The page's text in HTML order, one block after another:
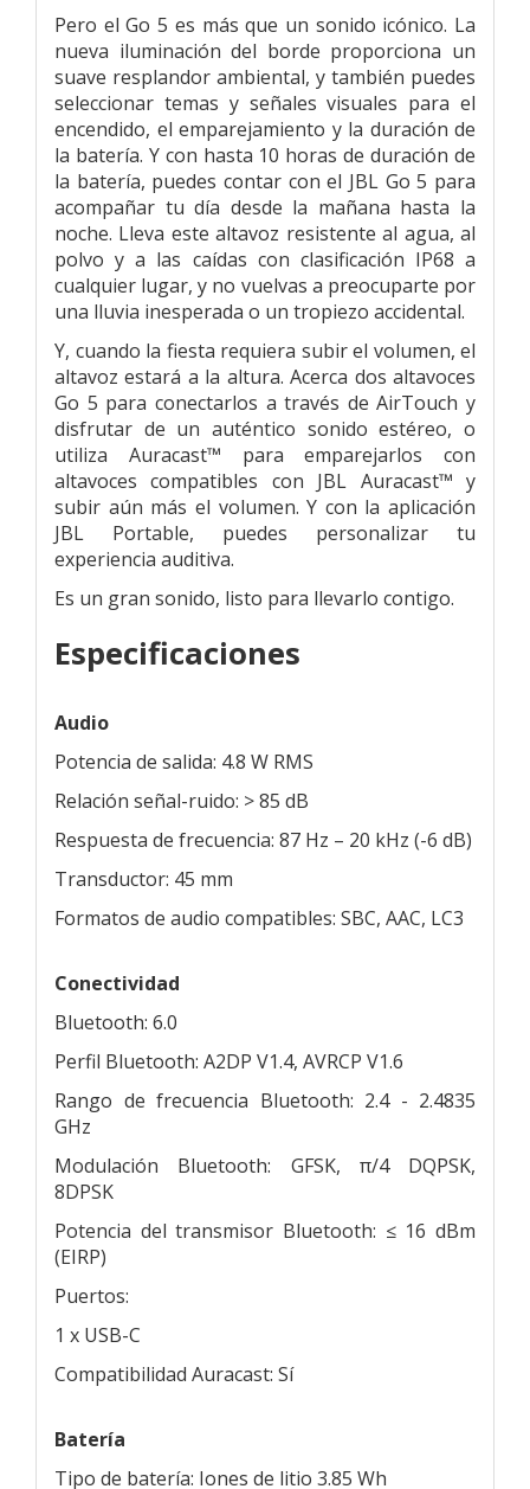
Pero el Go 5 es más que un sonido icónico. La
nueva iluminación del borde proporciona un
suave resplandor ambiental, y también puedes
seleccionar temas y señales visuales para el
encendido, el emparejamiento y la duración de
la batería. Y con hasta 10 horas de duración de
la batería, puedes contar con el JBL Go 5 para
acompañar tu día desde la mañana hasta la
noche. Lleva este altavoz resistente al agua, al
polvo y a las caídas con clasificación IP68 a
cualquier lugar, y no vuelvas a preocuparte por
una lluvia inesperada o un tropiezo accidental.
Y, cuando la fiesta requiera subir el volumen, el
altavoz estará a la altura. Acerca dos altavoces
Go 5 para conectarlos a través de AirTouch y
disfrutar de un auténtico sonido estéreo, o
utiliza Auracast™ para emparejarlos con
altavoces compatibles con JBL Auracast™ y
subir aún más el volumen. Y con la aplicación
JBL Portable, puedes personalizar tu
experiencia auditiva.
Es un gran sonido, listo para llevarlo contigo.
Especificaciones
Audio
Potencia de salida: 4.8 W RMS
Relación señal-ruido: > 85 dB
Respuesta de frecuencia: 87 Hz – 20 kHz (-6 dB)
Transductor: 45 mm
Formatos de audio compatibles: SBC, AAC, LC3
Conectividad
Bluetooth: 6.0
Perfil Bluetooth: A2DP V1.4, AVRCP V1.6
Rango de frecuencia Bluetooth: 2.4 - 2.4835
GHz
Modulación Bluetooth: GFSK, π/4 DQPSK,
8DPSK
Potencia del transmisor Bluetooth: ≤ 16 dBm
(EIRP)
Puertos:
1 x USB-C
Compatibilidad Auracast: Sí
Batería
Tipo de batería: Iones de litio 3.85 Wh